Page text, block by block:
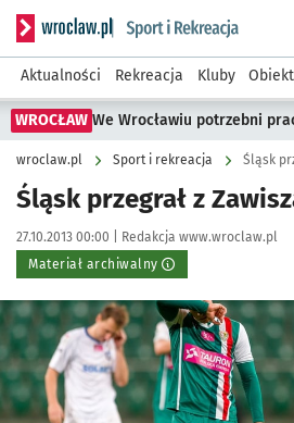
Serwis informacyjny wroclaw.pl
Aktualności Rekreacja Kluby
WROCŁAW We Wrocławiu potrzebni
wroclaw.pl Sport i rekreacja Śląsk
Śląsk przegrał z
Data publikacji:
27.10.2013 00:00 | Autor:
Redakcja www.wroclaw.pl
Materiał archiwalny
Kliknij, aby powiększyć